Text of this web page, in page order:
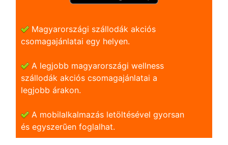
Magyarországi szállodák akciós
csomagajánlatai egy helyen.
A legjobb magyarországi wellness
szállodák akciós csomagajánlatai a
legjobb árakon.
A mobilalkalmazás letöltésével gyorsan
és egyszerũen foglalhat.